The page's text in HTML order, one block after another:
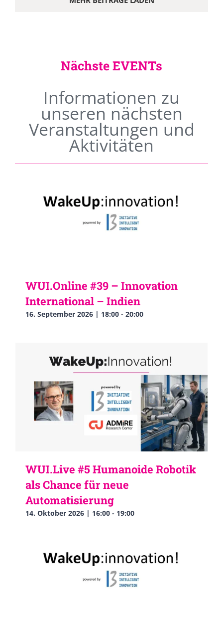
Nächste EVENTs
Informationen zu
unseren nächsten
Veranstaltungen und
Aktivitäten
WUI.Online #39 – Innovation
International – Indien
16. September 2026 | 18:00 - 20:00
WUI.Live #5 Humanoide Robotik
als Chance für neue
Automatisierung
14. Oktober 2026 | 16:00 - 19:00